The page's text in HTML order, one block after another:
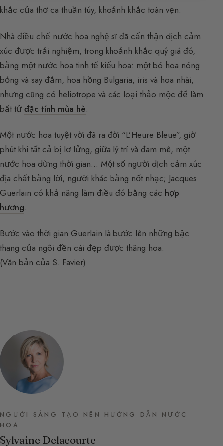
khắc của thơ ca thuần túy, khoảnh khắc toàn vẹn.
Nhà điều chế nước hoa nghệ sĩ đã cẩn thận dịch cảm
xúc được trải nghiệm, trong khoảnh khắc quý giá đó,
bằng một nước hoa tinh tế kiểu hoa: một bó hoa nóng
bỏng và say đắm, hoa hồng Bulgaria, iris và hoa nhài,
nhưng cũng có heliotrope và các loại thảo mộc để làm
bất tửđặc tính mùa hè.
Một nước hoa tuyệt vời đã ra đời “L’Heure Bleue”, giờ
phút khi tất cả bị lơ lửng, giữa lý trí và đam mê, một
nước hoa dừng thời gian… Một số người dịch cảm xúc
địa chất bằng lời, người khác bằng nốt nhạc; Jacques
Guerlain có khả năng làm điều đó bằng các hợp
hương.
Bước vào thời gian Guerlain là bước lên những bậc
thang của ngôi đền cái đẹp được thăng hoa.
(Văn bản của S. Favier)
NGƯỜI SÁNG TẠO NÊN HƯỚNG DẪN NƯỚC
HOA
Sylvaine Delacourte